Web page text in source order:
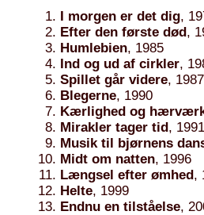
I morgen er det dig,
Efter den første død,
Humlebien, 1985
Ind og ud af cirkler,
Spillet går videre, 1987
Blegerne, 1990
Kærlighed og
Mirakler tager tid, 1991
Musik til bjørnens
Midt om natten, 1996
Længsel efter ømhed,
Helte, 1999
Endnu en tilståelse,